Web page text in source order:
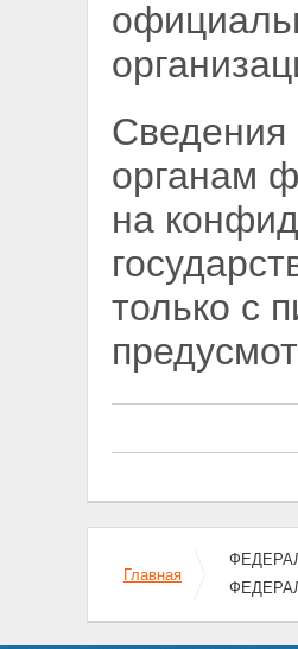
органам
на
только с
Главная